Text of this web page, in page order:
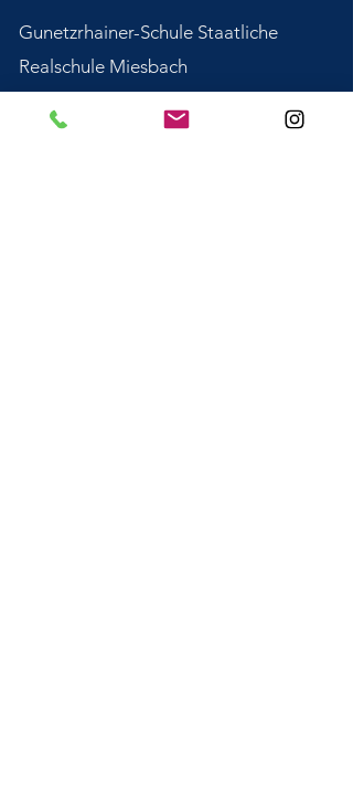
Gunetzrhainer-Schule Staatliche
Realschule Miesbach
83714 Miesbach